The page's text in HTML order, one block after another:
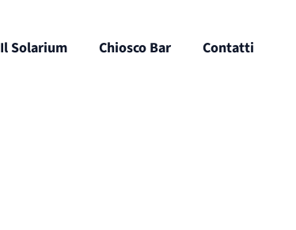
Il Solarium Chiosco Bar Contatti